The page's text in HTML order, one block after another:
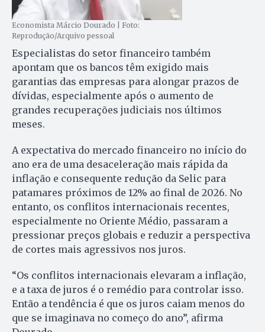
Economista Márcio Dourado | Foto:
Reprodução/Arquivo pessoal
Especialistas do setor financeiro também
apontam que os bancos têm exigido mais
garantias das empresas para alongar prazos de
dívidas, especialmente após o aumento de
grandes recuperações judiciais nos últimos
meses.
A expectativa do mercado financeiro no início do
ano era de uma desaceleração mais rápida da
inflação e consequente redução da Selic para
patamares próximos de 12% ao final de 2026. No
entanto, os conflitos internacionais recentes,
especialmente no Oriente Médio, passaram a
pressionar preços globais e reduzir a perspectiva
de cortes mais agressivos nos juros.
“Os conflitos internacionais elevaram a inflação,
e a taxa de juros é o remédio para controlar isso.
Então a tendência é que os juros caiam menos do
que se imaginava no começo do ano”, afirma